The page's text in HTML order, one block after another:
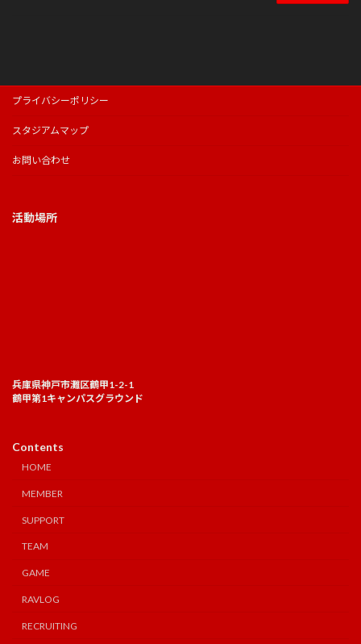
プライバシーポリシー
スタジアムマップ
お問い合わせ
活動場所
兵庫県神戸市灘区鶴甲1-2-1
鶴甲第1キャンパスグラウンド
Contents
HOME
MEMBER
SUPPORT
TEAM
GAME
RAVLOG
RECRUITING